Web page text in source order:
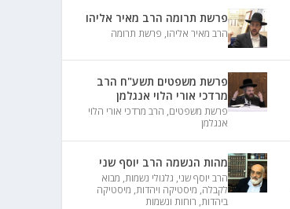
פרשת תרומה הרב מאיר אליהו
הרב מאיר אליהו, פרשת תרומה
פרשת משפטים תשע"ח הרב
מרדכי אורי הלוי אנגלמן
פרשת משפטים, הרב מרדכי אורי הלוי
אנגלמן
מהות הנשמה הרב יוסף שני
הרב יוסף שני, גלגולי נשמות, מבוא
לקבלה, מיסטיקה ויהדות, מיסטיקה
ביהדות, רוחות ונשמות